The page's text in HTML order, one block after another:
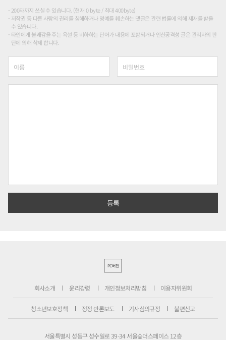
200자까지 쓰실 수 있습니다. (현재 0 byte / 최대 400byte)
저작권 등 다른 사람의 권리를 침해하거나 명예를 훼손하는 댓글은 관련 법률에 의해 제재를 받을
수 있습니다.
타인에게 불쾌감을 주는 욕설 등 비하하는 단어가 내용에 포함되거나 인신공격성 글은 관리자의 판
단에 의해 삭제 합니다.
PC버전
회사소개 윤리강령 개인정보처리방침 이용자위원회
청소년보호정책 정정·반론보도 기사심의규정 불편신고
서울특별시 성동구 성수일로 39-34 서울숲더스페이스 12층